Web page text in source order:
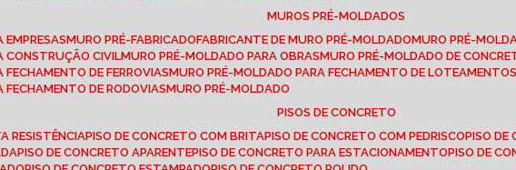
MUROS PRÉ-MOLDADOS
EMPRESAS
MURO PRÉ-FABRICADO FABRICANTE DE MURO PRÉ-MOLDADO
MURO PRÉ-
CONSTRUÇÃO CIVIL
MURO PRÉ-MOLDADO PARA OBRAS
MURO PRÉ-MOLDADO DE
FECHAMENTO DE FERROVIAS
MURO PRÉ-MOLDADO PARA FECHAMENTO DE LOTEAMENTOS
FECHAMENTO DE RODOVIAS
MURO PRÉ-MOLDADO
PISOS DE CONCRETO
RESISTÊNCIA PISO DE CONCRETO COM BRITA PISO DE CONCRETO COM PEDRISCO PISO
PISO DE CONCRETO APARENTE PISO DE CONCRETO PARA ESTACIONAMENTO PISO DE